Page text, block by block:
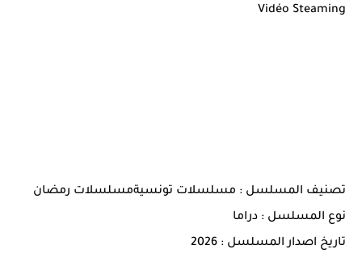
Vidéo Steaming
تصنيف المسلسل : مسلسلات تونسيةمسلسلات رمضان
نوع المسلسل : دراما
تاريخ اصدار المسلسل : 2026